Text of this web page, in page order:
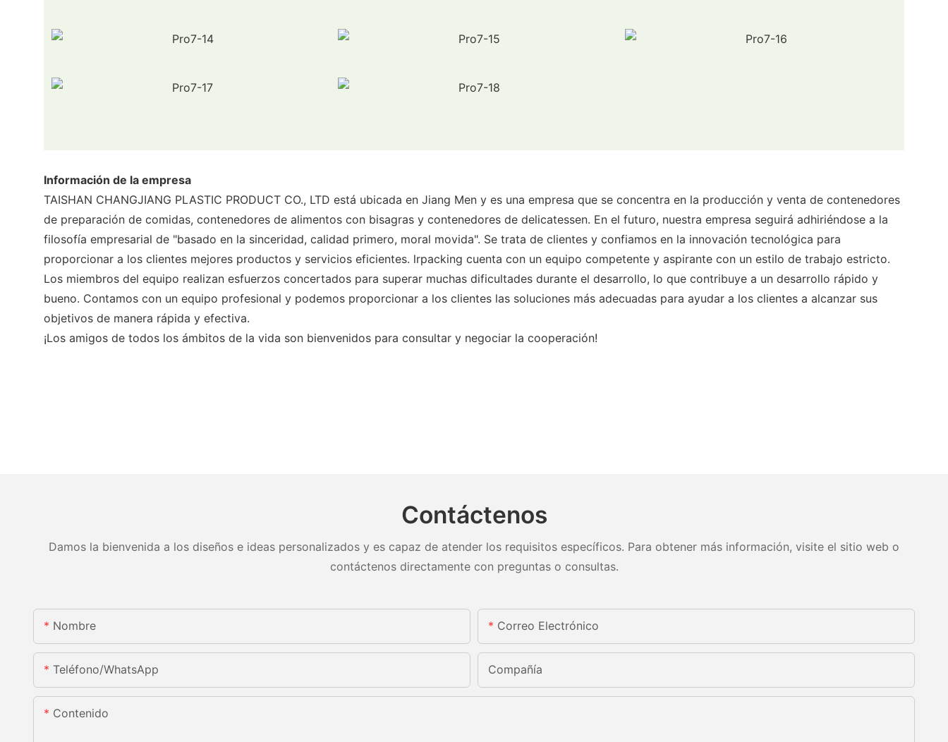
Información de la empresa
TAISHAN CHANGJIANG PLASTIC PRODUCT CO., LTD está ubicada en Jiang Men y es una empresa que se concentra en la producción y venta de contenedores
de preparación de comidas, contenedores de alimentos con bisagras y contenedores de delicatessen. En el futuro, nuestra empresa seguirá adhiriéndose a la
filosofía empresarial de "basado en la sinceridad, calidad primero, moral movida". Se trata de clientes y confiamos en la innovación tecnológica para
proporcionar a los clientes mejores productos y servicios eficientes. lrpacking cuenta con un equipo competente y aspirante con un estilo de trabajo estricto.
Los miembros del equipo realizan esfuerzos concertados para superar muchas dificultades durante el desarrollo, lo que contribuye a un desarrollo rápido y
bueno. Contamos con un equipo profesional y podemos proporcionar a los clientes las soluciones más adecuadas para ayudar a los clientes a alcanzar sus
objetivos de manera rápida y efectiva.
¡Los amigos de todos los ámbitos de la vida son bienvenidos para consultar y negociar la cooperación!
Contáctenos
Damos la bienvenida a los diseños e ideas personalizados y es capaz de atender los requisitos específicos. Para obtener más información, visite el sitio web o
contáctenos directamente con preguntas o consultas.
Nombre Correo Electrónico
Teléfono/WhatsApp Compañía
Contenido